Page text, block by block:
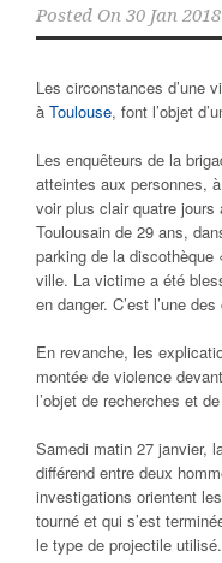
Posted On 30 Jan 2018
Les circonstances d’une
à Toulouse, font l’objet
Les enquêteurs de la
atteintes aux personnes,
voir plus clair quatre
Toulousain de 29 ans,
parking de la
ville. La victime a été
en danger. C’est l’une
En revanche, les
montée de violence
l’objet de recherches et
Samedi matin 27 janvier,
différend entre deux
investigations orientent
tourné et qui s’est
le type de projectile utilisé.